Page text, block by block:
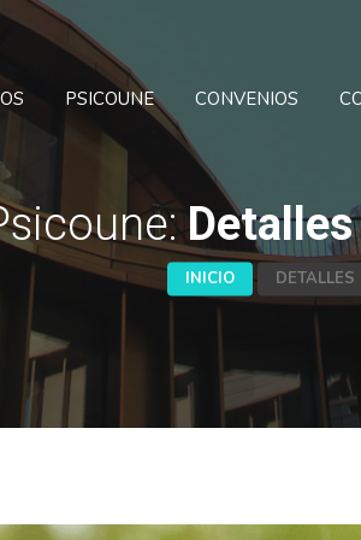
PSICOUNE CONVENIOS
INICIO DETALLES